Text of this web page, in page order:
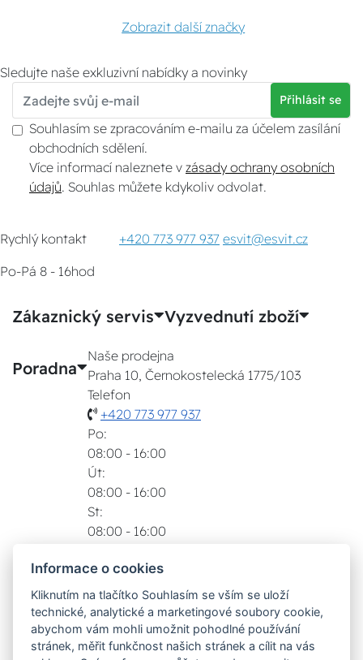
Zobrazit další značky
Sledujte naše exkluzivní nabídky a novinky
Přihlásit se
Souhlasím se zpracováním e-mailu za účelem zasílání
obchodních sdělení.
Více informací naleznete v zásady ochrany osobních
údajů . Souhlas můžete kdykoliv odvolat.
Rychlý kontakt +420 773 977 937 esvit@esvit.cz
Po-Pá 8 - 16hod
Zákaznický servis Vyzvednutí zboží
Poradna
Naše prodejna
Praha 10, Černokostelecká 1775/103
Telefon
+420 773 977 937
Po:
08:00 - 16:00
Út:
08:00 - 16:00
St:
08:00 - 16:00
08:00 - 16:00
Pá:
08:00 - 16:00
Zobrazit na mapě
Možnosti dopravy
Informace o cookies
Kliknutím na tlačítko Souhlasím se vším se uloží
technické, analytické a marketingové soubory cookie,
abychom vám mohli umožnit pohodlné používání
stránek, měřit funkčnost našich stránek a cílit na vás